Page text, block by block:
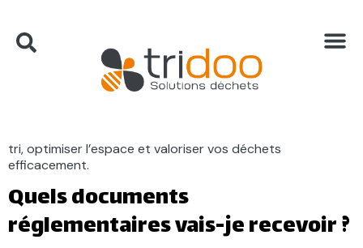
la benne compartimentée ?
Non. Tridoo met à votre disposition une large gamme de
tri, optimiser l’espace et valoriser vos déchets
efficacement.
Quels documents
réglementaires vais-je recevoir ?